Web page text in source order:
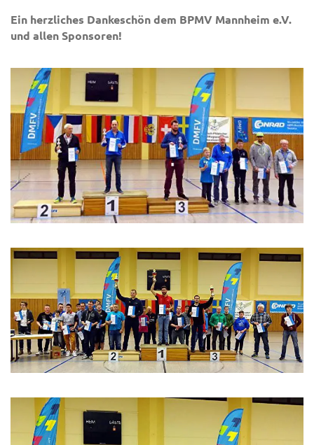
Ein herzliches Dankeschön dem BPMV Mannheim e.V.
und allen Sponsoren!